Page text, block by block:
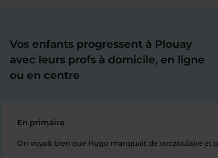
Vos enfants progressent à Plouay
avec leurs profs à domicile, en ligne
ou en centre
En primaire
On voyait bien que Hugo manquait de vocabulaire et